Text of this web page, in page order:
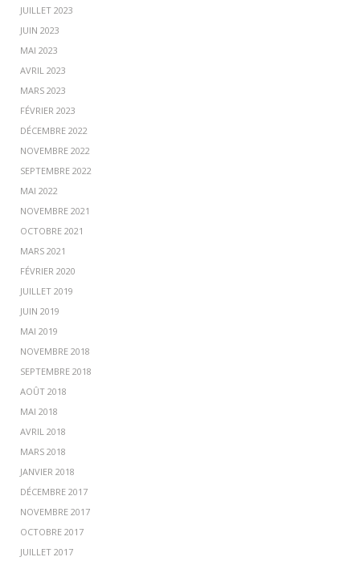
JUILLET 2023
JUIN 2023
MAI 2023
AVRIL 2023
MARS 2023
FÉVRIER 2023
DÉCEMBRE 2022
NOVEMBRE 2022
SEPTEMBRE 2022
MAI 2022
NOVEMBRE 2021
OCTOBRE 2021
MARS 2021
FÉVRIER 2020
JUILLET 2019
JUIN 2019
MAI 2019
NOVEMBRE 2018
SEPTEMBRE 2018
AOÛT 2018
MAI 2018
AVRIL 2018
MARS 2018
JANVIER 2018
DÉCEMBRE 2017
NOVEMBRE 2017
OCTOBRE 2017
JUILLET 2017